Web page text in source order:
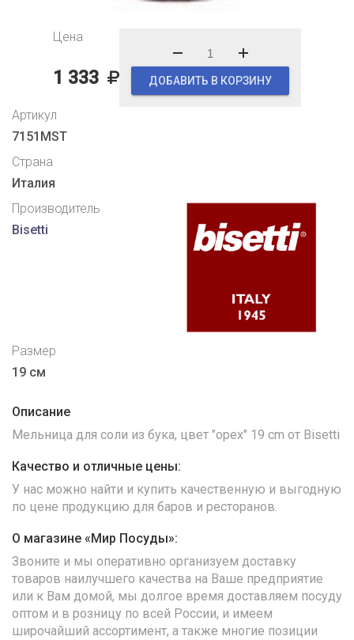
Цена
1 333 ДОБАВИТЬ В КОРЗИНУ
Артикул
7151MST
Страна
Италия
Производитель
Bisetti
Размер
19 см
Описание
Мельница для соли из бука, цвет "орех" 19 cm от Bisetti
Качество и отличные цены:
У нас можно найти и купить качественную и выгодную
по цене продукцию для баров и ресторанов.
О магазине «Мир Посуды»:
Звоните и мы оперативно организуем доставку
товаров наилучшего качества на Ваше предприятие
или к Вам домой, мы долгое время доставляем посуду
оптом и в розницу по всей России, и имеем
широчайший ассортимент, а также многие позиции